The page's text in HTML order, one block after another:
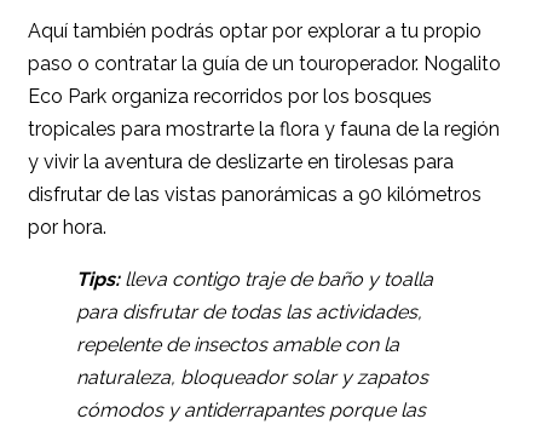
Aquí también podrás optar por explorar a tu propio
paso o contratar la guía de un touroperador. Nogalito
Eco Park organiza recorridos por los bosques
tropicales para mostrarte la flora y fauna de la región
y vivir la aventura de deslizarte en tirolesas para
disfrutar de las vistas panorámicas a 90 kilómetros
por hora.
Tips:lleva contigo traje de baño y toalla
para disfrutar de todas las actividades,
repelente de insectos amable con la
naturaleza, bloqueador solar y zapatos
cómodos y antiderrapantes porque las